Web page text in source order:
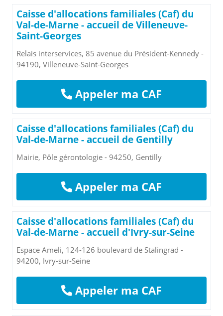
Caisse d'allocations familiales (Caf) du
Val-de-Marne - accueil de Villeneuve-
Saint-Georges
Relais interservices, 85 avenue du Président-Kennedy -
94190, Villeneuve-Saint-Georges
Appeler ma CAF
Caisse d'allocations familiales (Caf) du
Val-de-Marne - accueil de Gentilly
Mairie, Pôle gérontologie - 94250, Gentilly
Appeler ma CAF
Caisse d'allocations familiales (Caf) du
Val-de-Marne - accueil d'Ivry-sur-Seine
Espace Ameli, 124-126 boulevard de Stalingrad -
94200, Ivry-sur-Seine
Appeler ma CAF